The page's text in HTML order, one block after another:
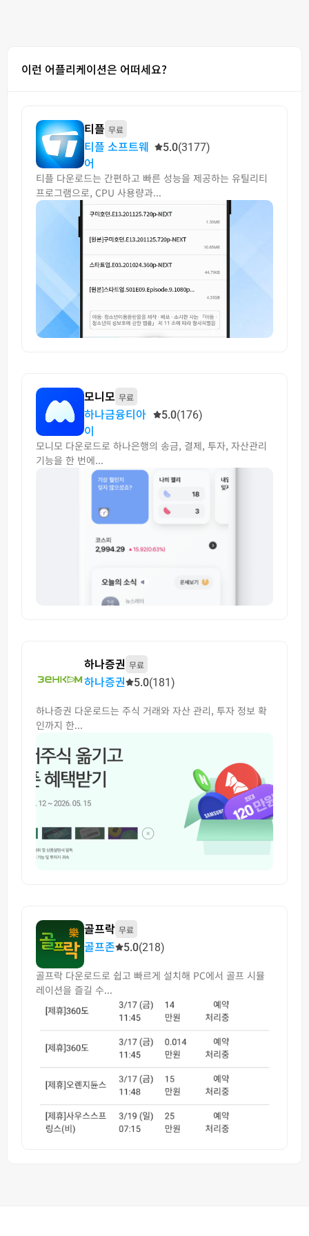
이런 어플리케이션은 어떠세요?
티플 무료
티플 소프트웨
어
5.0(3177)
티플 다운로드는 간편하고 빠른 성능을 제공하는 유틸리티
프로그램으로, CPU 사용량과...
모니모 무료
하나금융티아
이
5.0(176)
모니모 다운로드로 하나은행의 송금, 결제, 투자, 자산관리
기능을 한 번에...
하나증권 무료
하나증권 5.0(181)
하나증권 다운로드는 주식 거래와 자산 관리, 투자 정보 확
인까지 한...
골프락 무료
골프존 5.0(218)
골프락 다운로드로 쉽고 빠르게 설치해 PC에서 골프 시뮬
레이션을 즐길 수...